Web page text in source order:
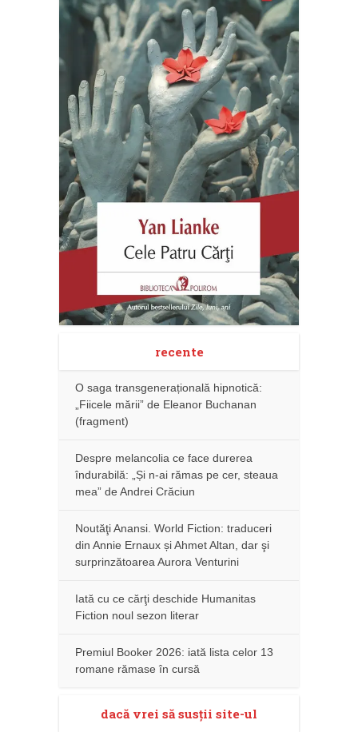
recente
O saga transgenerațională hipnotică:
„Fiicele mării” de Eleanor Buchanan
(fragment)
Despre melancolia ce face durerea
îndurabilă: „Și n-ai rămas pe cer, steaua
mea” de Andrei Crăciun
Noutăţi Anansi. World Fiction: traduceri
din Annie Ernaux și Ahmet Altan, dar şi
surprinzătoarea Aurora Venturini
Iată cu ce cărţi deschide Humanitas
Fiction noul sezon literar
Premiul Booker 2026: iată lista celor 13
romane rămase în cursă
dacă vrei să susţii site-ul